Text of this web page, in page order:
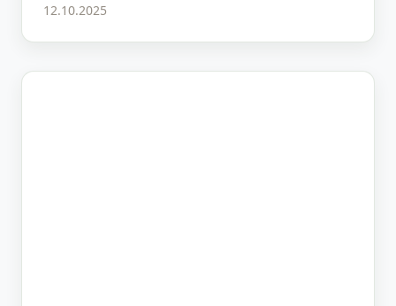
12.10.2025